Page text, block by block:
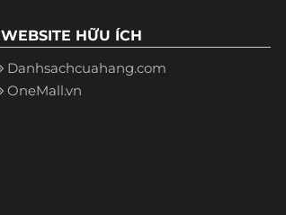
WEBSITE HỮU ÍCH
Danhsachcuahang.com
OneMall.vn